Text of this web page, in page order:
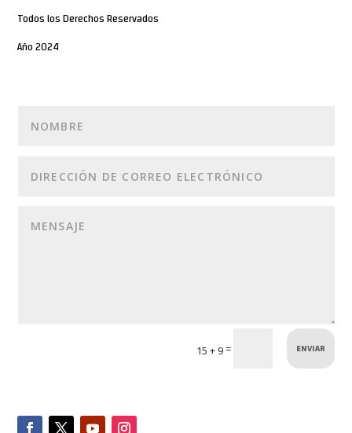
Todos los Derechos Reservados
Año 2024
15 + 9= ENVIAR